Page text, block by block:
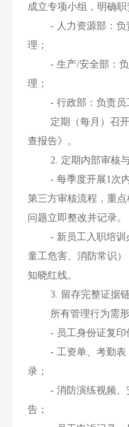
成立专项小组，明确
- 人力资源部：负责
理；
- 生产/安全部：负
理；
- 行政部：负责员
定期（每月）召开
查报告》。
2. 定期内部审核
- 每季度开展1次内
第三方审核流程，重
问题立即整改并记录。
- 新员工入职培训必
童工危害、消防常识
知晓红线。
3. 留存完整证据
所有管理行为需形
- 员工身份证复印
- 工资单、考勤表
录；
- 消防演练视频、安
告；